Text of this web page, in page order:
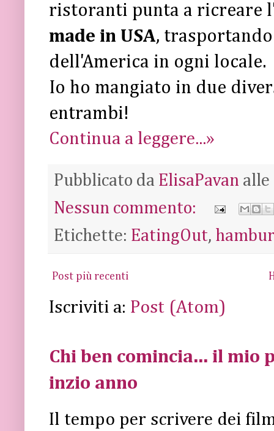
ristoranti punta a ricreare
made in USA,
dell'America in ogni locale.
Io ho mangiato in due
entrambi!
Continua a leggere...»
Pubblicato da ElisaPavan alle
Nessun commento:
Etichette: EatingOut,
Post più recenti
Iscriviti a: Post (Atom)
Chi ben comincia... il
inzio anno
Il tempo per scrivere dei